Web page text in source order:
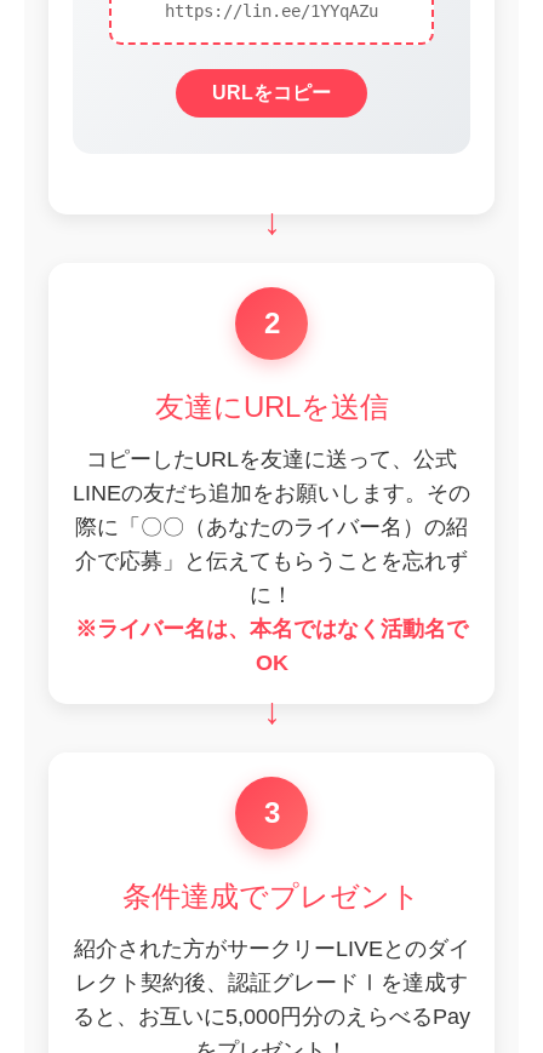
https://lin.ee/1YYqAZu
URLをコピー
2
友達にURLを送信
コピーしたURLを友達に送って、公式
LINEの友だち追加をお願いします。その
際に「〇〇（あなたのライバー名）の紹
介で応募」と伝えてもらうことを忘れず
に！
※ライバー名は、本名ではなく活動名で
OK
3
条件達成でプレゼント
紹介された方がサークリーLIVEとのダイ
レクト契約後、認証グレードⅠを達成す
ると、お互いに5,000円分のえらべるPay